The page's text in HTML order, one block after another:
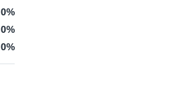
0%
0%
0%